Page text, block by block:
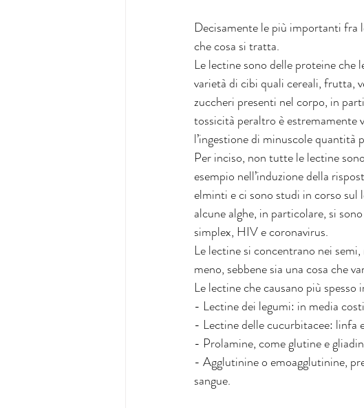
Decisamente le più importanti fra
che cosa si tratta.
Le lectine sono delle proteine che
varietà di cibi quali cereali, frutta,
zuccheri presenti nel corpo, in
tossicità peraltro è estremamente
l’ingestione di minuscole
Per inciso, non tutte le lectine
esempio nell’induzione della
elminti e ci sono studi in corso
alcune alghe, in particolare, si
simplex, HIV e coronavirus.
Le lectine si concentrano nei
meno, sebbene sia una cosa che
Le lectine che causano più spesso
- Lectine dei legumi: in media
- Lectine delle cucurbitacee: linfa
- Prolamine, come glutine e
- Agglutinine o emoagglutinine,
sangue.